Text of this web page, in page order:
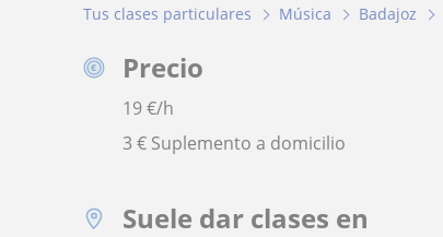
Tus clases particulares Música Badajoz
Precio
19€/h
3 € Suplemento a domicilio
Suele dar clases en